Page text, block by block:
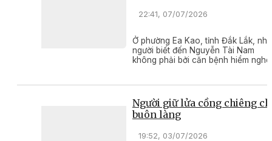
22:41, 07/07/2026
Ở phường Ea Kao, tỉnh Đắk Lắk,
người biết đến Nguyễn Tài Nam
không phải bởi căn bệnh hiểm
nhiều năm qua.
Người giữ lửa cồng chiêng
buôn làng
19:52, 03/07/2026